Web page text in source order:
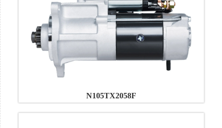
N105TX2058F